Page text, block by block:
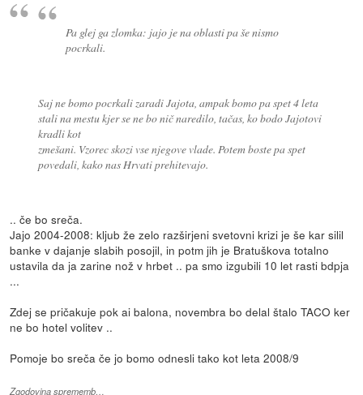
Pa glej ga zlomka: jajo je na oblasti pa še nismo
pocrkali.
Saj ne bomo pocrkali zaradi Jajota, ampak bomo pa spet 4 leta
stali na mestu kjer se ne bo nič naredilo, tačas, ko bodo Jajotovi
kradli kot
zmešani. Vzorec skozi vse njegove vlade. Potem boste pa spet
povedali, kako nas Hrvati prehitevajo.
.. če bo sreča.
Jajo 2004-2008: kljub že zelo razširjeni svetovni krizi je še kar silil
banke v dajanje slabih posojil, in potm jih je Bratuškova totalno
ustavila da ja zarine nož v hrbet .. pa smo izgubili 10 let rasti bdpja
...
Zdej se pričakuje pok ai balona, novembra bo delal štalo TACO ker
ne bo hotel volitev ..
Pomoje bo sreča če jo bomo odnesli tako kot leta 2008/9
Zgodovina sprememb…